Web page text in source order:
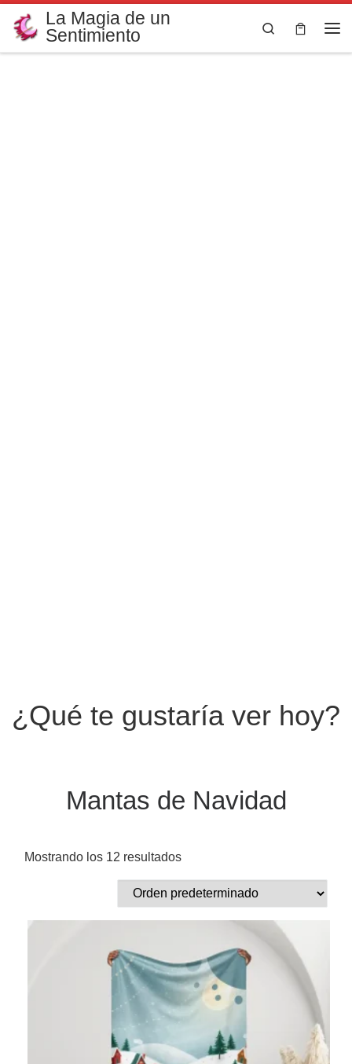
Saltar al contenido
La Magia de un
Sentimiento
Search
¿Qué te gustaría ver hoy?
Mantas de Navidad
Mostrando los 12 resultados